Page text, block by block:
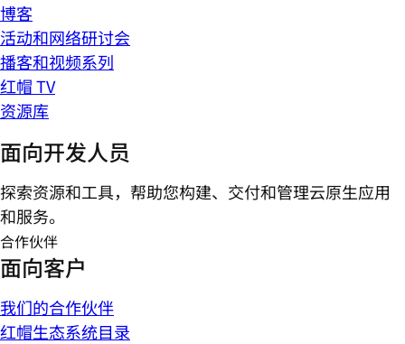
博客
活动和网络研讨会
播客和视频系列
红帽 TV
资源库
面向开发人员
探索资源和工具，帮助您构建、交付和管理云原生应用
和服务。
合作伙伴
面向客户
我们的合作伙伴
红帽生态系统目录